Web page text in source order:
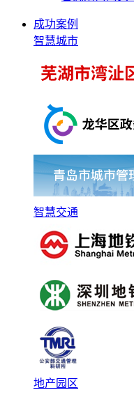
成功案例
智慧城市
智慧交通
地产园区